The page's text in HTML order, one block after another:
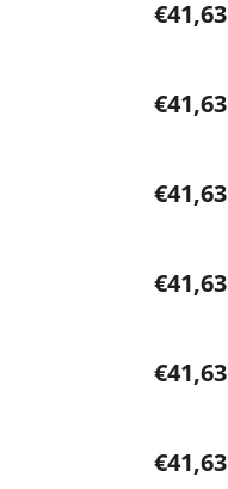
€41,63
€41,63
€41,63
€41,63
€41,63
€41,63